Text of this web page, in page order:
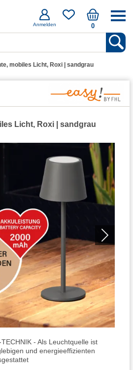
Anmelden 0
mobiles Licht, Roxi | sandgrau
Licht, Roxi | sandgrau
- Als Leuchtquelle ist
und energieeffizienten